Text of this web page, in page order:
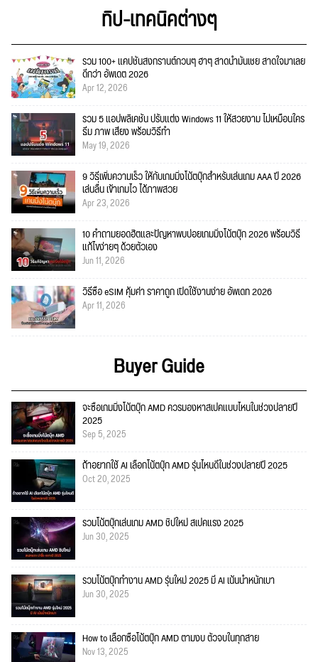
ทิป-เทคนิคต่างๆ
รวม 100+ แคปชั่นสงกรานต์กวนๆ ฮาๆ สาดน้ำมันเชย สาดใจมาเลย
ดีกว่า อัพเดต 2026
Apr 12, 2026
รวม 5 แอปพลิเคชัน ปรับแต่ง Windows 11 ให้สวยงาม ไม่เหมือนใคร
ธีม ภาพ เสียง พร้อมวิธีทำ
May 19, 2026
9 วิธีเพิ่มความเร็ว ให้กับเกมมิ่งโน้ตบุ๊กสำหรับเล่นเกม AAA ปี 2026
เล่นลื่น เข้าเกมไว ได้ภาพสวย
Apr 23, 2026
10 คำถามยอดฮิตและปัญหาพบบ่อยเกมมิ่งโน้ตบุ๊ก 2026 พร้อมวิธี
แก้ไขง่ายๆ ด้วยตัวเอง
Jun 11, 2026
วิธีซื้อ eSIM คุ้มค่า ราคาถูก เปิดใช้งานง่าย อัพเดท 2026
Apr 11, 2026
Buyer Guide
จะซื้อเกมมิ่งโน้ตบุ๊ก AMD ควรมองหาสเปคแบบไหนในช่วงปลายปี
2025
Sep 5, 2025
ถ้าอยากใช้ AI เลือกโน้ตบุ๊ก AMD รุ่นไหนดีในช่วงปลายปี 2025
Oct 20, 2025
รวมโน้ตบุ๊กเล่นเกม AMD ชิปใหม่ สเปคแรง 2025
Jun 30, 2025
รวมโน้ตบุ๊กทำงาน AMD รุ่นใหม่ 2025 มี AI เน้นน้ำหนักเบา
Jun 30, 2025
How to เลือกซื้อโน้ตบุ๊ก AMD ตามงบ ตัวจบในทุกสาย
Nov 13, 2025